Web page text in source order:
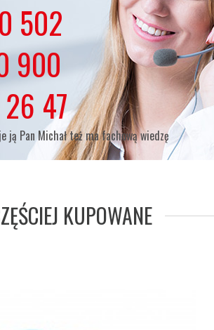
502
900
47
ją Pan Michał też ma fachową wiedzę
KUPOWANE